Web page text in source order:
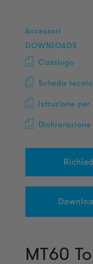
Accessori
DOWNLOADS
Catalogo
Scheda
Istruzione
MT60